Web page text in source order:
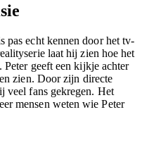
pas echt kennen door het tv-
laat hij zien hoe het
Peter geeft een kijkje achter
zien. Door zijn directe
veel fans gekregen. Het
mensen weten wie Peter